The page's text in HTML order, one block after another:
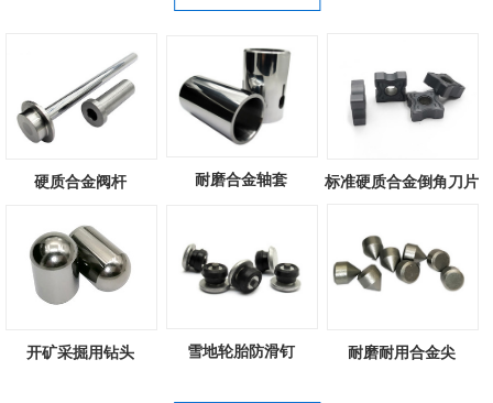
硬质合金阀杆 耐磨合金轴套 标准硬质合金倒角刀片
开矿采掘用钻头 雪地轮胎防滑钉 耐磨耐用合金尖